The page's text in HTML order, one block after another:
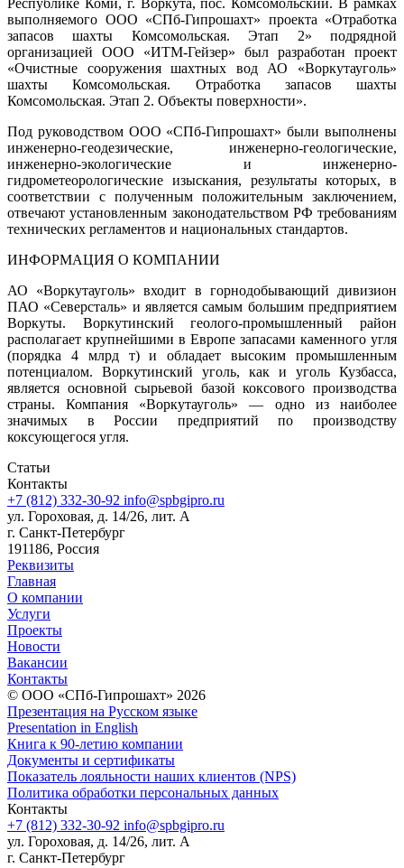
выполняемого ООО «СПб-Гипрошахт» проекта «Отработка
запасов шахты Комсомольская. Этап 2» подрядной
организацией ООО «ИТМ-Гейзер» был разработан проект
«Очистные сооружения шахтных вод АО «Воркутауголь»
шахты Комсомольская. Отработка запасов шахты
Комсомольская. Этап 2. Объекты поверхности».
Под руководством ООО «СПб-Гипрошахт» были выполнены
инженерно-геодезические, инженерно-геологические,
инженерно-экологические и инженерно-
гидрометеорологические изыскания, результаты которых, в
соответствии с полученным положительным заключением,
отвечают установленным законодательством РФ требованиям
технических регламентов и национальных стандартов.
ИНФОРМАЦИЯ О КОМПАНИИ
АО «Воркутауголь» входит в горнодобывающий дивизион
ПАО «Северсталь» и является самым большим предприятием
Воркуты. Воркутинский геолого-промышленный район
располагает крупнейшими в Европе запасами каменного угля
(порядка 4 млрд т) и обладает высоким промышленным
потенциалом. Воркутинский уголь, как и уголь Кузбасса,
является основной сырьевой базой коксового производства
страны. Компания «Воркутауголь» — одно из наиболее
значимых в России предприятий по производству
коксующегося угля.
Статьи
Контакты
+7 (812) 332-30-92 info@spbgipro.ru
ул. Гороховая, д. 14/26, лит. А
г. Санкт-Петербург
191186, Россия
Реквизиты
Главная
О компании
Услуги
Проекты
Новости
Вакансии
Контакты
© ООО «СПб-Гипрошахт» 2026
Презентация на Русском языке
Presentation in English
Книга к 90-летию компании
Документы и сертификаты
Показатель лояльности наших клиентов (NPS)
Политика обработки персональных данных
Контакты
+7 (812) 332-30-92 info@spbgipro.ru
ул. Гороховая, д. 14/26, лит. А
г. Санкт-Петербург